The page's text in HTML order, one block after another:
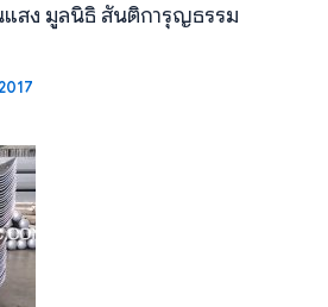
สง มูลนิธิ สันติการุญธรรม